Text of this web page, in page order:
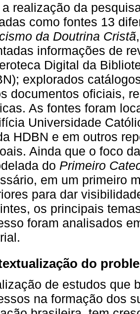
a realização da
como fontes 13
da Doutrina Cristã
informações de
Digital da
explorados
documentos oficiais,
As fontes foram
Universidade
HDBN e em outros
Ainda que o foco
do Primeiro
em um primeiro
para dar
os principais
foram analisados
do
de estudos que
na formação dos